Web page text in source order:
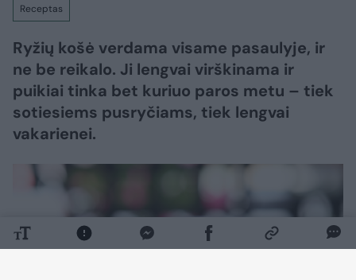
Receptas
Ryžių košė verdama visame pasaulyje, ir
ne be reikalo. Ji lengvai virškinama ir
puikiai tinka bet kuriuo paros metu – tiek
sotiesiems pusryčiams, tiek lengvai
vakarienei.